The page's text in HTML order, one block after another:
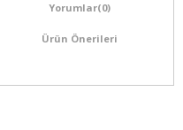
Yorumlar(0)
Ürün Önerileri